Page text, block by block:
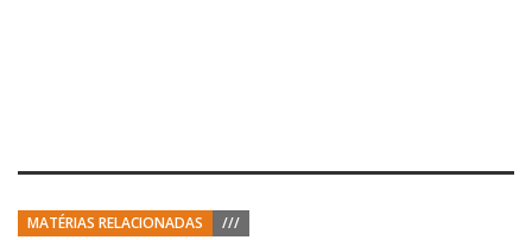
MATÉRIAS RELACIONADAS ///